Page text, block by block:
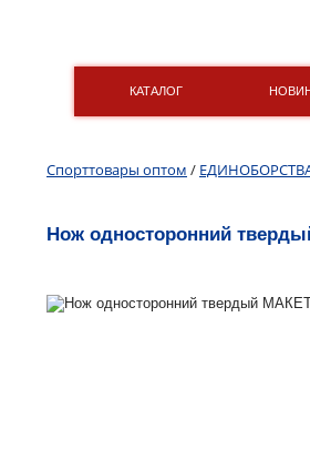
КАТАЛОГ
Спорттовары оптом /
Нож односторонний